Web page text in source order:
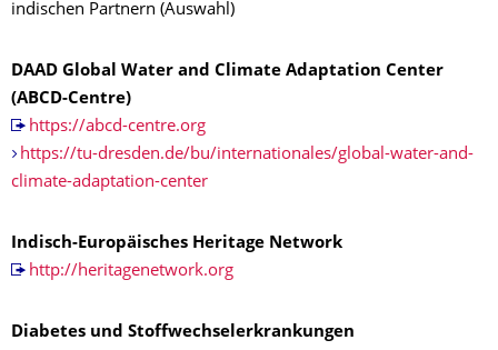
indischen Partnern (Auswahl)
DAAD Global Water and Climate Adaptation Center
(ABCD-Centre)
https://abcd-centre.org
https://tu-dresden.de/bu/internationales/global-water-and-
climate-adaptation-center
Indisch-Europäisches Heritage Network
http://heritagenetwork.org
Diabetes und Stoffwechselerkrankungen